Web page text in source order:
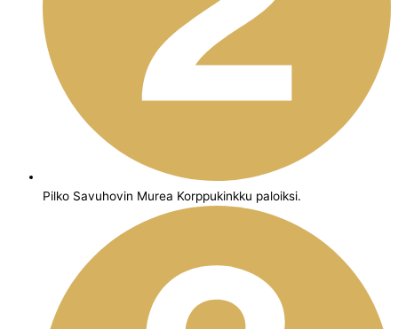
Pilko Savuhovin Murea Korppukinkku paloiksi.